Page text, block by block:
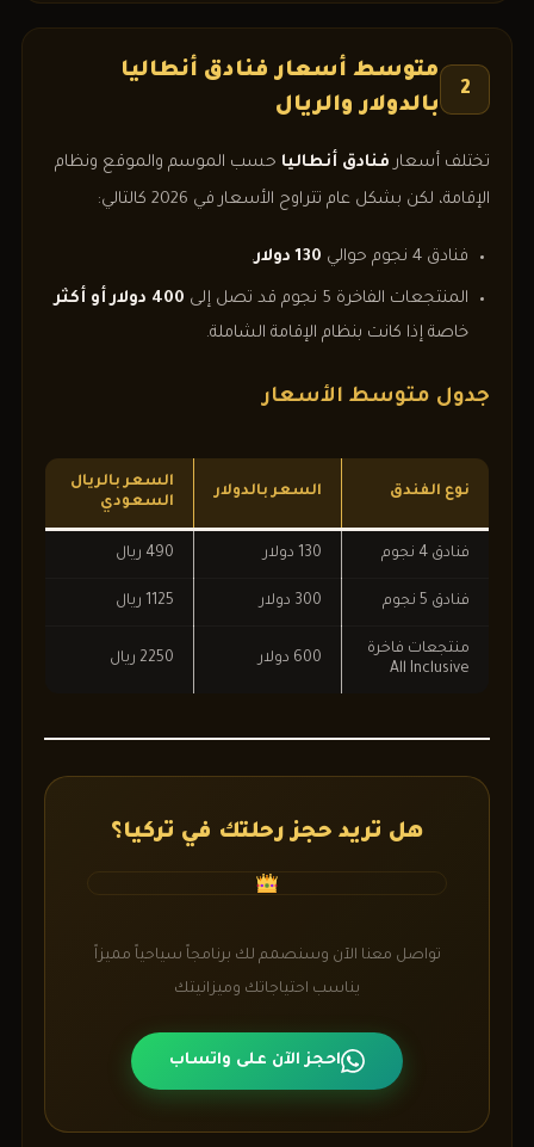
2
متوسط أسعار فنادق أنطاليا
بالدولار والريال
تختلف أسعارفنادق أنطاليا حسب الموسم والموقع ونظام
الإقامة، لكن بشكل عام تتراوح الأسعار في 2026 كالتالي:
فنادق 4 نجوم حوالي .
المنتجعات الفاخرة 5 نجوم قد تصل إلى
400 دولار أو أكثر
خاصة إذا كانت بنظام الإقامة الشاملة.
جدول متوسط الأسعار
نوع الفندق السعر بالدولار
السعر بالريال
السعودي
فنادق 4 نجوم 130 دولار 490 ريال
فنادق 5 نجوم 300 دولار 1125 ريال
منتجعات فاخرة
All Inclusive
600 دولار 2250 ريال
هل تريد حجز رحلتك في تركيا؟
تواصل معنا الآن وسنصمم لك برنامجاً سياحياً مميزاً
يناسب احتياجاتك وميزانيتك
احجز الآن على واتساب